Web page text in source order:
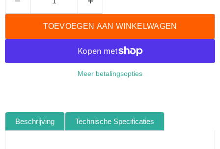
TOEVOEGEN AAN WINKELWAGEN
Meer betalingsopties
Beschrijving Technische Specificaties